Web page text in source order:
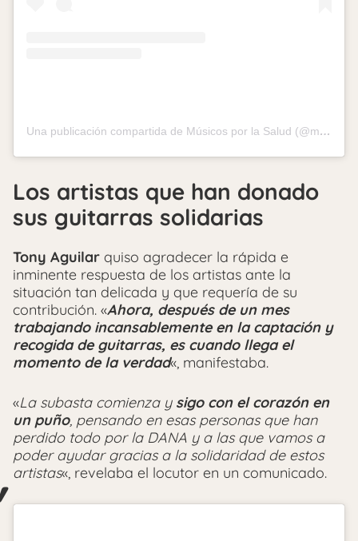
Una publicación compartida de Músicos por la Salud (@musicosporlasalud)
Los artistas que han donado
sus guitarras solidarias
Tony Aguilar quiso agradecer la rápida e
inminente respuesta de los artistas ante la
situación tan delicada y que requería de su
contribución. «Ahora, después de un mes
trabajando incansablemente en la captación y
recogida de guitarras, es cuando llega el
momento de la verdad«, manifestaba.
«La subasta comienza y sigo con el corazón en
un puño, pensando en esas personas que han
perdido todo por la DANA y a las que vamos a
poder ayudar gracias a la solidaridad de estos
artistas«, revelaba el locutor en un comunicado.